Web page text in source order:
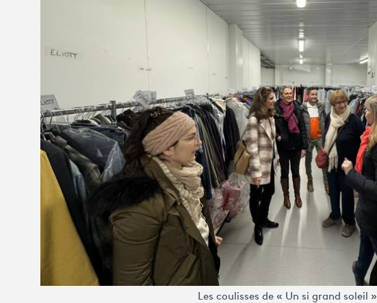
Les coulisses de « Un si grand soleil »